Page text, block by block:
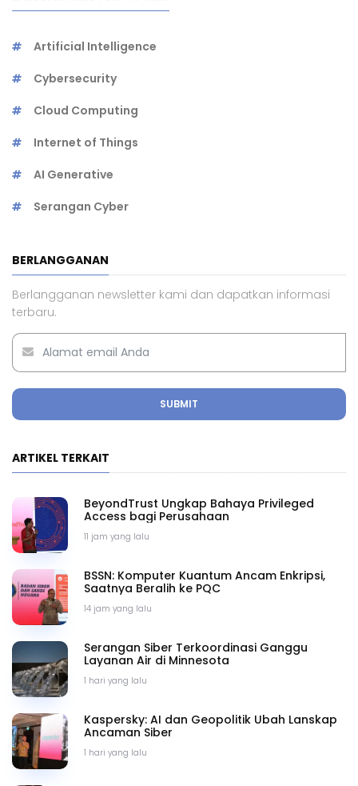
Artificial Intelligence
Cybersecurity
Cloud Computing
Internet of Things
AI Generative
Serangan Cyber
BERLANGGANAN
Berlangganan newsletter kami dan dapatkan informasi
terbaru.
SUBMIT
ARTIKEL TERKAIT
11 jam yang lalu
BeyondTrust Ungkap Bahaya Privileged
Access bagi Perusahaan
14 jam yang lalu
BSSN: Komputer Kuantum Ancam Enkripsi,
Saatnya Beralih ke PQC
1 hari yang lalu
Serangan Siber Terkoordinasi Ganggu
Layanan Air di Minnesota
1 hari yang lalu
Kaspersky: AI dan Geopolitik Ubah Lanskap
Ancaman Siber